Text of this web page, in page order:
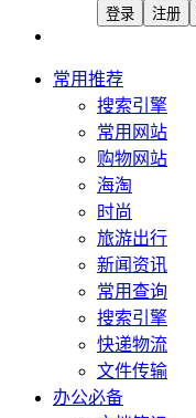
登录 注册
常用推荐
搜索引擎
常用网站
购物网站
海淘
时尚
旅游出行
新闻资讯
常用查询
搜索引擎
快递物流
文件传输
办公必备